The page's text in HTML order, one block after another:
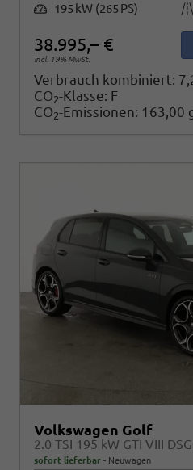
Leistung 195 kW (265 PS) Kilometerstand
38.995,– €
incl. 19% MwSt.
Verbrauch kombiniert:
CO2-Klasse: F
CO2-Emissionen: 163,00
Volkswagen Golf
sofort lieferbar Neuwagen